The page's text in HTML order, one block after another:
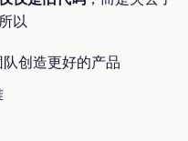
以
创造更好的产品